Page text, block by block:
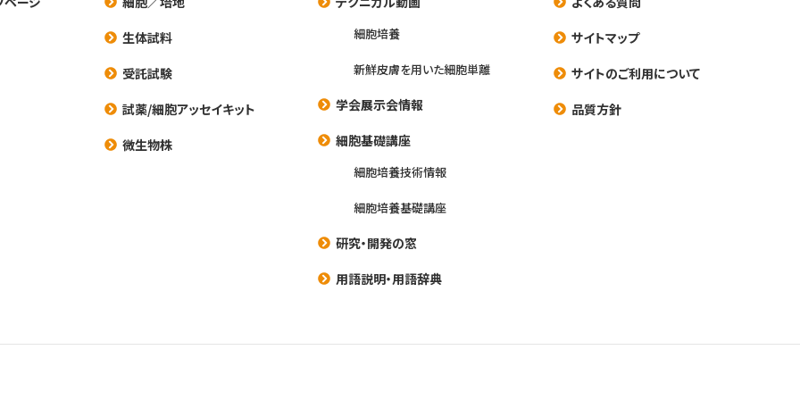
生体試料
受託試験
試薬/細胞アッセイキット
微生物株
細胞培養
新鮮皮膚を用いた細胞単離
学会展示会情報
細胞基礎講座
細胞培養技術情報
細胞培養基礎講座
研究・開発の窓
用語説明・用語辞典
サイトマップ
サイトのご利用について
品質方針